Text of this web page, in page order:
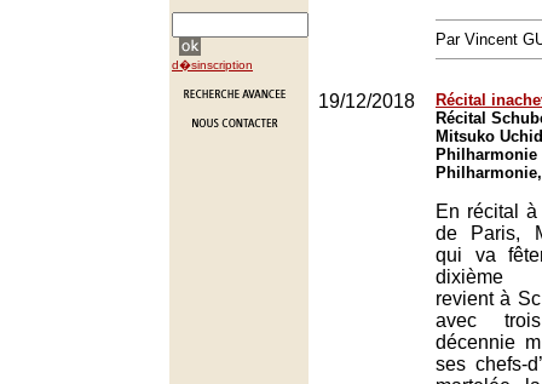
d�sinscription
Par Vincent
19/12/2018
Récital
Récital
Mitsuko
Philharmonie
En récital
de Paris,
qui va
dixième
revient à
avec
décennie
ses chefs-